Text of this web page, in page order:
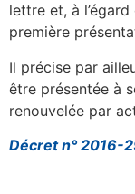
lettre et, à
première
Il précise par
être présentée à
renouvelée par
Décret n° 2016-